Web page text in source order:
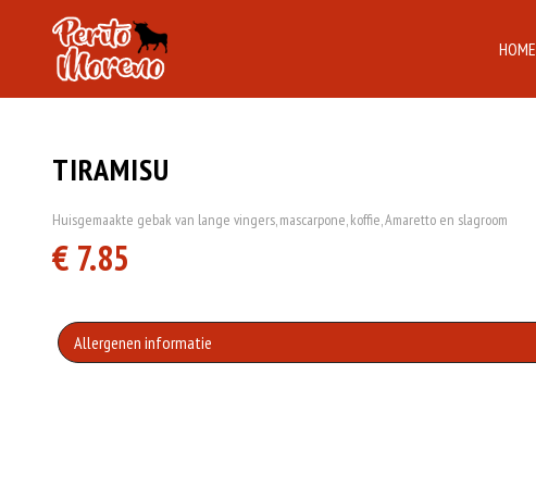
HOME
TIRAMISU
Huisgemaakte gebak van lange vingers, mascarpone, koffie, Amaretto en slagroom
€ 7.85
Allergenen informatie